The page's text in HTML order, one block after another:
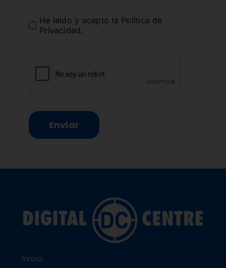
He leído y acepto la Política de
Privacidad.
Enviar
Inicio